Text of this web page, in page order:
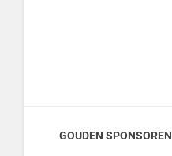
GOUDEN SPONSOREN